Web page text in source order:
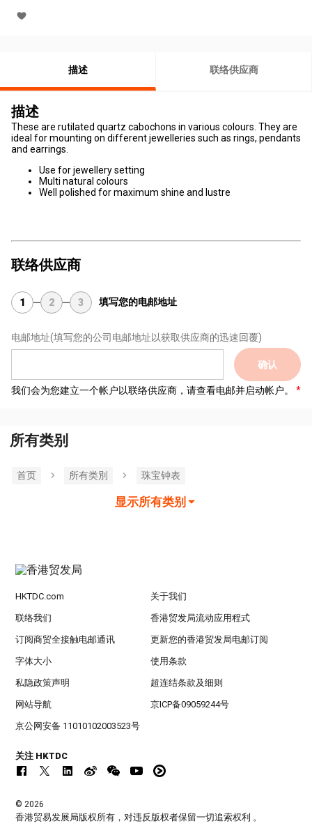
描述 联络供应商
描述
These are rutilated quartz cabochons in various colours. They are
ideal for mounting on different jewelleries such as rings, pendants
and earrings.
Use for jewellery setting
Multi natural colours
Well polished for maximum shine and lustre
联络供应商
1 2 3 填写您的电邮地址
电邮地址(填写您的公司电邮地址以获取供应商的迅速回覆)
确认
我们会为您建立一个帐户以联络供应商，请查看电邮并启动帐户。
所有类别
首页 所有类別 珠宝钟表
显示所有类别
HKTDC.com 关于我们
联络我们 香港贸发局流动应用程式
订阅商贸全接触电邮通讯 更新您的香港贸发局电邮订阅
字体大小 使用条款
私隐政策声明 超连结条款及细则
网站导航 京ICP备09059244号
京公网安备 11010102003523号
关注 HKTDC
© 2026
香港贸易发展局版权所有，对违反版权者保留一切追索权利 。